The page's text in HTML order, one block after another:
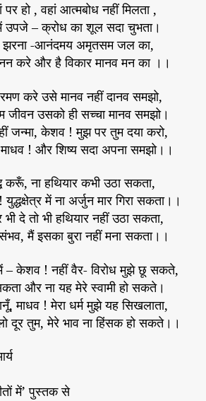
हो , वहां आत्मबोध नहीं मिलता ,
उपजे – क्रोध का शूल सदा चुभता।
झरना -आनंदमय अमृतसम जल का,
करे और है विकार मानव मन का ।।
करे उसे मानव नहीं दानव समझो,
जीवन उसको ही सच्चा मानव समझो।
जन्मा, केशव ! मुझ पर तुम दया करो,
! और शिष्य सदा अपना समझो।।
करूँ, ना हथियार कभी उठा सकता,
में ना अर्जुन मार गिरा सकता।।
भी दे तो भी हथियार नहीं उठा सकता,
मैं इसका बुरा नहीं मना सकता।।
केशव ! नहीं वैर- विरोध मुझे छू सकते,
और ना यह मेरे स्वामी हो सकते।
माधव ! मेरा धर्म मुझे यह सिखलाता,
दूर तुम, मेरे भाव ना हिंसक हो सकते।।
में’ पुस्तक से